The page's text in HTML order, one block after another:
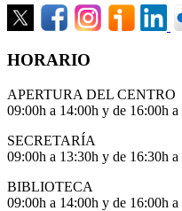
HORARIO
APERTURA DEL CENTRO
09:00h a 14:00h y de 16:00h a
SECRETARÍA
09:00h a 13:30h y de 16:30h a
BIBLIOTECA
09:00h a 14:00h y de 16:00h a